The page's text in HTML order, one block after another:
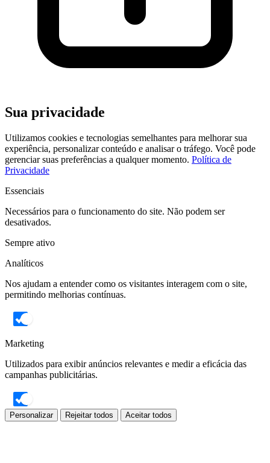
Sua privacidade
Utilizamos cookies e tecnologias semelhantes para melhorar sua
experiência, personalizar conteúdo e analisar o tráfego. Você pode
gerenciar suas preferências a qualquer momento. Política de
Privacidade
Essenciais
Necessários para o funcionamento do site. Não podem ser
desativados.
Sempre ativo
Analíticos
Nos ajudam a entender como os visitantes interagem com o site,
permitindo melhorias contínuas.
Marketing
Utilizados para exibir anúncios relevantes e medir a eficácia das
campanhas publicitárias.
Personalizar Rejeitar todos Aceitar todos